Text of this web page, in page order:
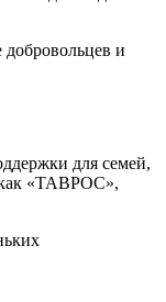
и
для семей,
как «ТАВРОС»,